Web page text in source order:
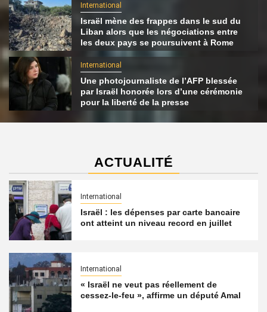
International
Israël mène des frappes dans le sud du
Liban alors que les négociations entre
les deux pays se poursuivent à Rome
International
Une photojournaliste de l’AFP blessée
par Israël honorée lors d’une cérémonie
pour la liberté de la presse
ACTUALITÉ
International
Israël : les dépenses par carte bancaire
ont atteint un niveau record en juillet
International
« Israël ne veut pas réellement de
cessez-le-feu », affirme un député Amal